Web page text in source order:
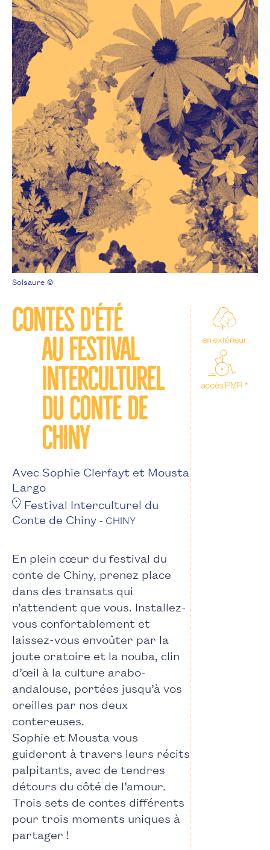
Contes d'été
au Festival
Interculturel
du Conte de
Chiny
Avec Sophie Clerfayt et Mousta
Largo
Festival Interculturel du
Conte de Chiny - CHINY
En plein cœur du festival du
conte de Chiny, prenez place
dans des transats qui
n’attendent que vous. Installez-
vous confortablement et
laissez-vous envoûter par la
joute oratoire et la nouba, clin
d’œil à la culture arabo-
andalouse, portées jusqu’à vos
oreilles par nos deux
contereuses.
Sophie et Mousta vous
guideront à travers leurs récits
palpitants, avec de tendres
détours du côté de l’amour.
Trois sets de contes différents
pour trois moments uniques à
partager !
Solsaure ©